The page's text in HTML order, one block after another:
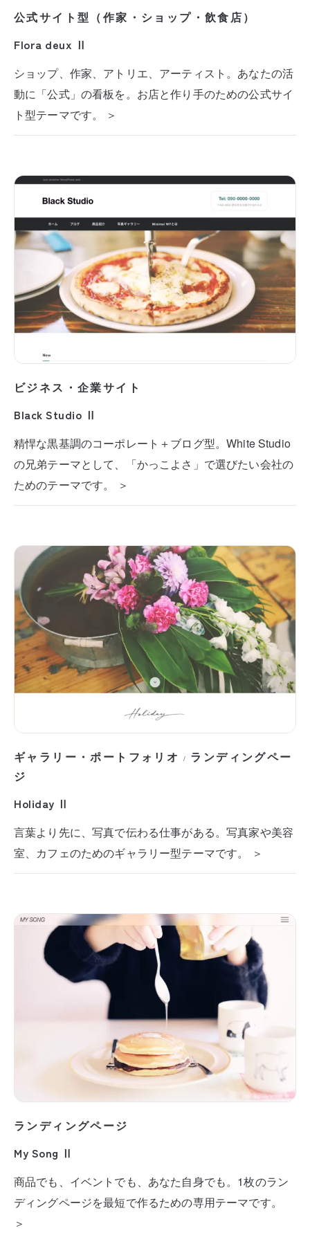
公式サイト型（作家・ショップ・飲食店）
Flora deux Ⅱ
ショップ、作家、アトリエ、アーティスト。あなたの活
動に「公式」の看板を。お店と作り手のための公式サイ
ト型テーマです。 ＞
ビジネス・企業サイト
Black Studio Ⅱ
精悍な黒基調のコーポレート＋ブログ型。White Studio
の兄弟テーマとして、「かっこよさ」で選びたい会社の
ためのテーマです。 ＞
ギャラリー・ポートフォリオ / ランディングペー
ジ
Holiday Ⅱ
言葉より先に、写真で伝わる仕事がある。写真家や美容
室、カフェのためのギャラリー型テーマです。 ＞
ランディングページ
My Song Ⅱ
商品でも、イベントでも、あなた自身でも。1枚のラン
ディングページを最短で作るための専用テーマです。
＞